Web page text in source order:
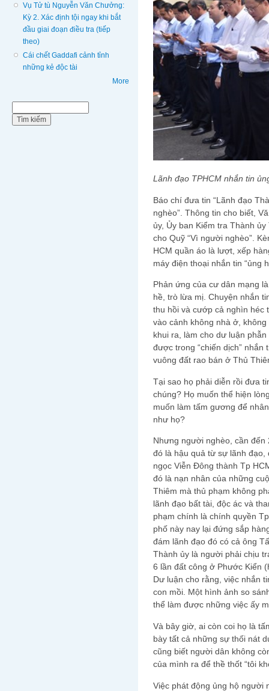
Vụ Tử tù Nguyễn Văn Chưởng:
Kỳ 2. Xác định tội ngay khi bắt
đầu giai đoạn điều tra (tiếp
theo)
Cái chết Gaddafi cảnh tỉnh
những kẻ độc tài
More
Lãnh đạo TPHCM nhắn tin
Báo chí đưa tin “Lãnh đạo
nghèo”. Thông tin cho biết,
ủy, Ủy ban Kiểm tra Thành
cho Quỹ “Vì người nghèo”.
HCM quần áo là lượt, xếp
máy điện thoại nhắn tin “ủng
Phản ứng của cư dân mạng
hề, trò lừa mị. Chuyện nhắn
thu hồi và cướp cả nghìn héc
vào cảnh không nhà ở,
khui ra, làm cho dư luận
được trong “chiến dịch”
vuông đất rao bán ở Thủ
Tại sao họ phải diễn rồi đưa
chúng? Họ muốn thể hiện
muốn làm tấm gương để
như họ?
Nhưng người nghèo, cần
đó là hậu quả từ sự lãnh đạo,
ngọc Viễn Đông thành Tp
đó là nạn nhân của những
Thiêm mà thủ phạm không
lãnh đạo bất tài, độc ác và
phạm chính là chính quyền
phố này nay lại đứng sắp
đám lãnh đạo đó có cả ông
Thành ủy là người phải chịu
6 lần đất công ở Phước Kiển
Dư luận cho rằng, việc nhắn
con mồi. Một hình ảnh so
thể làm được những việc ấy
Và bây giờ, ai còn coi họ là
bày tất cả những sự thối nát
cũng biết người dân không
của mình ra để thề thốt “tôi
Việc phát động ủng hộ người